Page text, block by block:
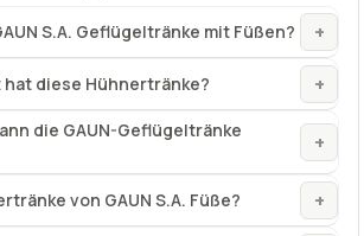
S.A. Geflügeltränke mit Füßen? +
hat diese Hühnertränke? +
die GAUN-Geflügeltränke
+
von GAUN S.A. Füße? +